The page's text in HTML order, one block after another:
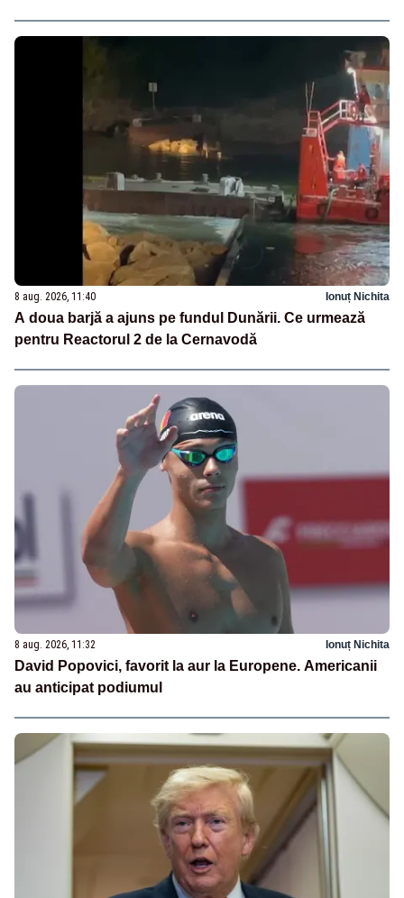
8 aug. 2026, 11:40 Ionuț Nichita
A doua barjă a ajuns pe fundul Dunării. Ce urmează
pentru Reactorul 2 de la Cernavodă
8 aug. 2026, 11:32 Ionuț Nichita
David Popovici, favorit la aur la Europene. Americanii
au anticipat podiumul